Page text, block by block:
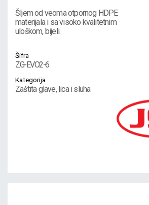
Šljem od veoma otpornog HDPE
materijala i sa visoko kvalitetnim
uloškom, bijeli.
Šifra
ZG-EVO2-6
Kategorija
Zaštita glave, lica i sluha